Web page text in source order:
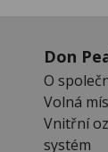
Don
O
Volná
Vnitřní
systém